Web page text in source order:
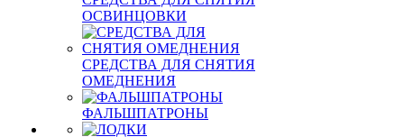
ОСВИНЦОВКИ
СРЕДСТВА ДЛЯ СНЯТИЯ
ОМЕДНЕНИЯ
ФАЛЬШПАТРОНЫ